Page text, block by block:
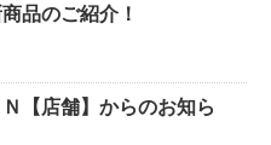
品のご紹介！
【店舗】からのお知ら